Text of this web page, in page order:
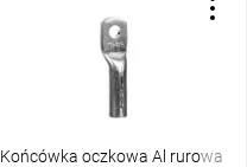
Końcówka oczkowa Al rurowa